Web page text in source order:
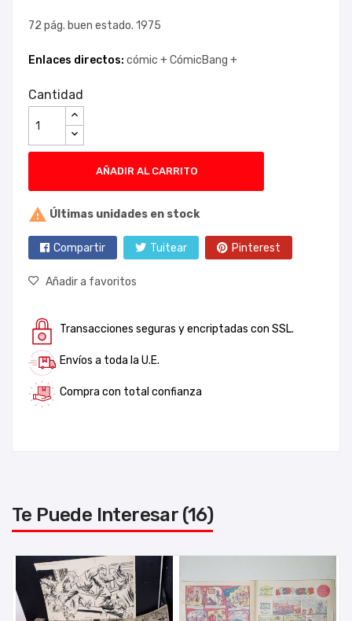
72 pág. buen estado. 1975
Enlaces directos: cómic +CómicBang +
Cantidad
AÑADIR AL CARRITO
 Últimas unidades en stock
Compartir Tuitear Pinterest
Añadir a favoritos
Transacciones seguras y encriptadas con SSL.
Envíos a toda la U.E.
Compra con total confianza
Te Puede Interesar (16)